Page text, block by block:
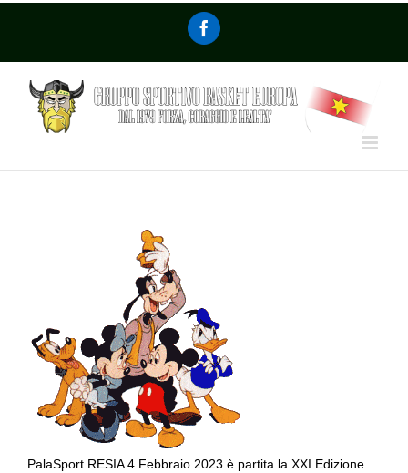
PalaSport RESIA 4 Febbraio 2023 è partita la XXI Edizione